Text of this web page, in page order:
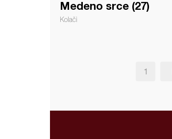
Medeno srce (27)
Kolači
1